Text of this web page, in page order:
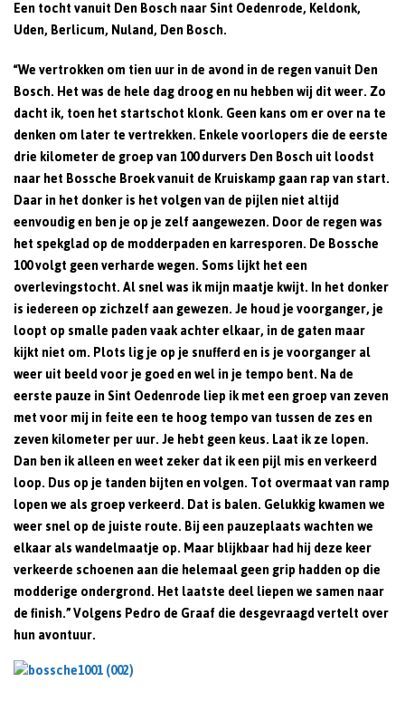
Een tocht vanuit Den Bosch naar Sint Oedenrode, Keldonk,
Uden, Berlicum, Nuland, Den Bosch.
“We vertrokken om tien uur in de avond in de regen vanuit Den
Bosch. Het was de hele dag droog en nu hebben wij dit weer. Zo
dacht ik, toen het startschot klonk. Geen kans om er over na te
denken om later te vertrekken. Enkele voorlopers die de eerste
drie kilometer de groep van 100 durvers Den Bosch uit loodst
naar het Bossche Broek vanuit de Kruiskamp gaan rap van start.
Daar in het donker is het volgen van de pijlen niet altijd
eenvoudig en ben je op je zelf aangewezen. Door de regen was
het spekglad op de modderpaden en karresporen. De Bossche
100 volgt geen verharde wegen. Soms lijkt het een
overlevingstocht. Al snel was ik mijn maatje kwijt. In het donker
is iedereen op zichzelf aan gewezen. Je houd je voorganger, je
loopt op smalle paden vaak achter elkaar, in de gaten maar
kijkt niet om. Plots lig je op je snufferd en is je voorganger al
weer uit beeld voor je goed en wel in je tempo bent. Na de
eerste pauze in Sint Oedenrode liep ik met een groep van zeven
met voor mij in feite een te hoog tempo van tussen de zes en
zeven kilometer per uur. Je hebt geen keus. Laat ik ze lopen.
Dan ben ik alleen en weet zeker dat ik een pijl mis en verkeerd
loop. Dus op je tanden bijten en volgen. Tot overmaat van ramp
lopen we als groep verkeerd. Dat is balen. Gelukkig kwamen we
weer snel op de juiste route. Bij een pauzeplaats wachten we
elkaar als wandelmaatje op. Maar blijkbaar had hij deze keer
verkeerde schoenen aan die helemaal geen grip hadden op die
modderige ondergrond. Het laatste deel liepen we samen naar
de finish.” Volgens Pedro de Graaf die desgevraagd vertelt over
hun avontuur.